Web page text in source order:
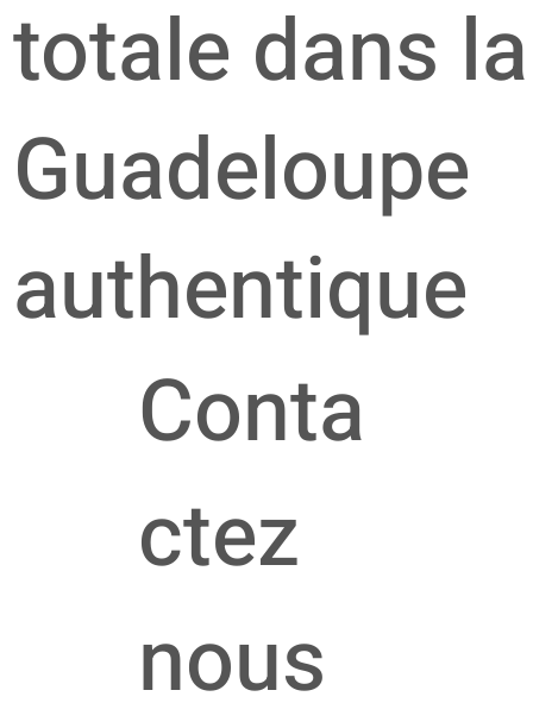
totale dans la
Guadeloupe
authentique
Conta
ctez
nous